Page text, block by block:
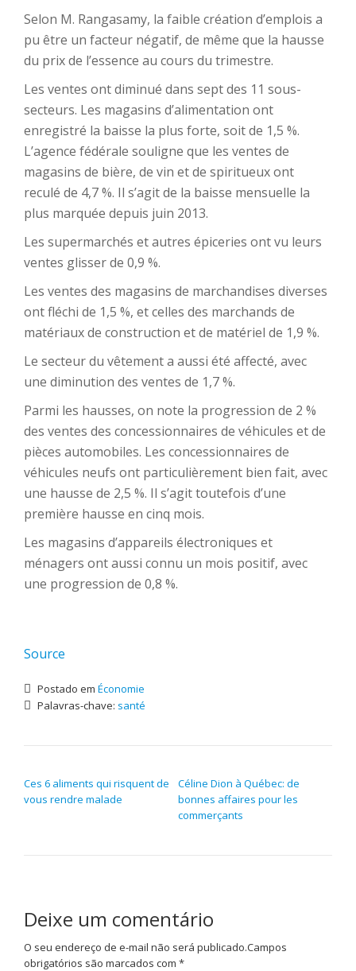
Selon M. Rangasamy, la faible création d’emplois a
pu être un facteur négatif, de même que la hausse
du prix de l’essence au cours du trimestre.
Les ventes ont diminué dans sept des 11 sous-
secteurs. Les magasins d’alimentation ont
enregistré la baisse la plus forte, soit de 1,5 %.
L’agence fédérale souligne que les ventes de
magasins de bière, de vin et de spiritueux ont
reculé de 4,7 %. Il s’agit de la baisse mensuelle la
plus marquée depuis juin 2013.
Les supermarchés et autres épiceries ont vu leurs
ventes glisser de 0,9 %.
Les ventes des magasins de marchandises diverses
ont fléchi de 1,5 %, et celles des marchands de
matériaux de construction et de matériel de 1,9 %.
Le secteur du vêtement a aussi été affecté, avec
une diminution des ventes de 1,7 %.
Parmi les hausses, on note la progression de 2 %
des ventes des concessionnaires de véhicules et de
pièces automobiles. Les concessionnaires de
véhicules neufs ont particulièrement bien fait, avec
une hausse de 2,5 %. Il s’agit toutefois d’une
première hausse en cinq mois.
Les magasins d’appareils électroniques et
ménagers ont aussi connu un mois positif, avec
une progression de 0,8 %.
Source
Postado em Économie
Palavras-chave: santé
Ces 6 aliments qui risquent de
vous rendre malade
Céline Dion à Québec: de
bonnes affaires pour les
commerçants
Deixe um comentário
O seu endereço de e-mail não será publicado.Campos
obrigatórios são marcados com *